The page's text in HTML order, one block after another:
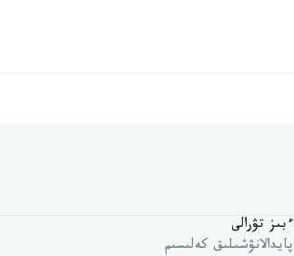
ءبىز تۋرالى
پايدالانۋشىلىق كەلىسىم